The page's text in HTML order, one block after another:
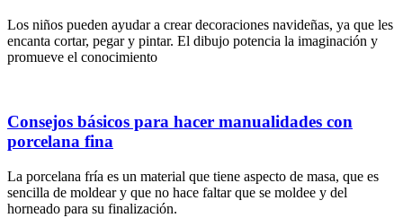
Los niños pueden ayudar a crear decoraciones navideñas, ya que les
encanta cortar, pegar y pintar. El dibujo potencia la imaginación y
promueve el conocimiento
Consejos básicos para hacer manualidades con
porcelana fina
La porcelana fría es un material que tiene aspecto de masa, que es
sencilla de moldear y que no hace faltar que se moldee y del
horneado para su finalización.